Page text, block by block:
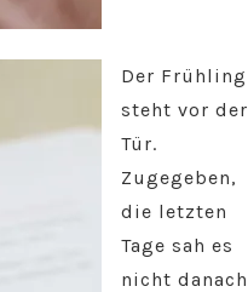
Der Frühling
steht vor der
Tür.
Zugegeben,
die letzten
Tage sah es
nicht danach